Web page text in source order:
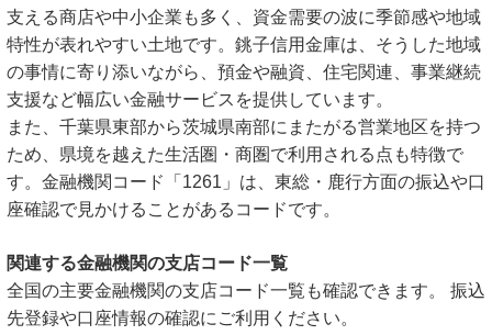
支える商店や中小企業も多く、資金需要の波に季節感や地域
特性が表れやすい土地です。銚子信用金庫は、そうした地域
の事情に寄り添いながら、預金や融資、住宅関連、事業継続
支援など幅広い金融サービスを提供しています。
また、千葉県東部から茨城県南部にまたがる営業地区を持つ
ため、県境を越えた生活圏・商圏で利用される点も特徴で
す。金融機関コード「1261」は、東総・鹿行方面の振込や口
座確認で見かけることがあるコードです。
関連する金融機関の支店コード一覧
全国の主要金融機関の支店コード一覧も確認できます。 振込
先登録や口座情報の確認にご利用ください。